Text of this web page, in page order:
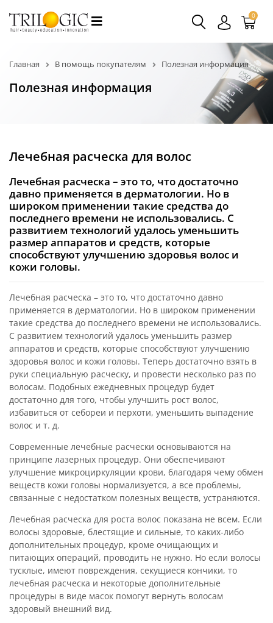
0
Главная В помощь покупателям Полезная информация
Полезная информация
Лечебная расческа для волос
Лечебная расческа – это то, что достаточно
давно применяется в дерматологии. Но в
широком применении такие средства до
последнего времени не использовались. С
развитием технологий удалось уменьшить
размер аппаратов и средств, которые
способствуют улучшению здоровья волос и
кожи головы.
Лечебная расческа – это то, что достаточно давно
применяется в дерматологии. Но в широком применении
такие средства до последнего времени не использовались.
С развитием технологий удалось уменьшить размер
аппаратов и средств, которые способствуют улучшению
здоровья волос и кожи головы. Теперь достаточно взять в
руки специальную расческу, и провести несколько раз по
волосам. Подобных ежедневных процедур будет
достаточно для того, чтобы улучшить рост волос,
избавиться от себореи и перхоти, уменьшить выпадение
волос и т. д.
Современные лечебные расчески основываются на
принципе лазерных процедур. Они обеспечивают
улучшение микроциркуляции крови, благодаря чему обмен
веществ кожи головы нормализуется, а все проблемы,
связанные с недостатком полезных веществ, устраняются.
Лечебная расческа для роста волос показана не всем. Если
волосы здоровые, блестящие и сильные, то каких-либо
дополнительных процедур, кроме очищающих и
питающих операций, проводить не нужно. Но если волосы
тусклые, имеют повреждения, секущиеся кончики, то
лечебная расческа и некоторые дополнительные
процедуры в виде масок помогут вернуть волосам
здоровый внешний вид.